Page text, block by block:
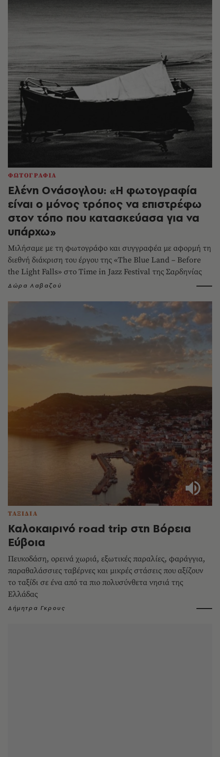
ΦΩΤΟΓΡΑΦΙΑ
Ελένη Ονάσογλου: «Η φωτογραφία
είναι ο μόνος τρόπος να επιστρέφω
στον τόπο που κατασκεύασα για να
υπάρχω»
Μιλήσαμε με τη φωτογράφο και συγγραφέα με αφορμή τη
διεθνή διάκριση του έργου της «The Blue Land – Before
the Light Falls» στο Time in Jazz Festival της Σαρδηνίας
Δώρα Λαβαζού
ΤΑΞΙΔΙΑ
Καλοκαιρινό road trip στη Βόρεια
Εύβοια
Πευκοδάση, ορεινά χωριά, εξωτικές παραλίες, φαράγγια,
παραθαλάσσιες ταβέρνες και μικρές στάσεις που αξίζουν
το ταξίδι σε ένα από τα πιο πολυσύνθετα νησιά της
Ελλάδας
Δήμητρα Γκρους